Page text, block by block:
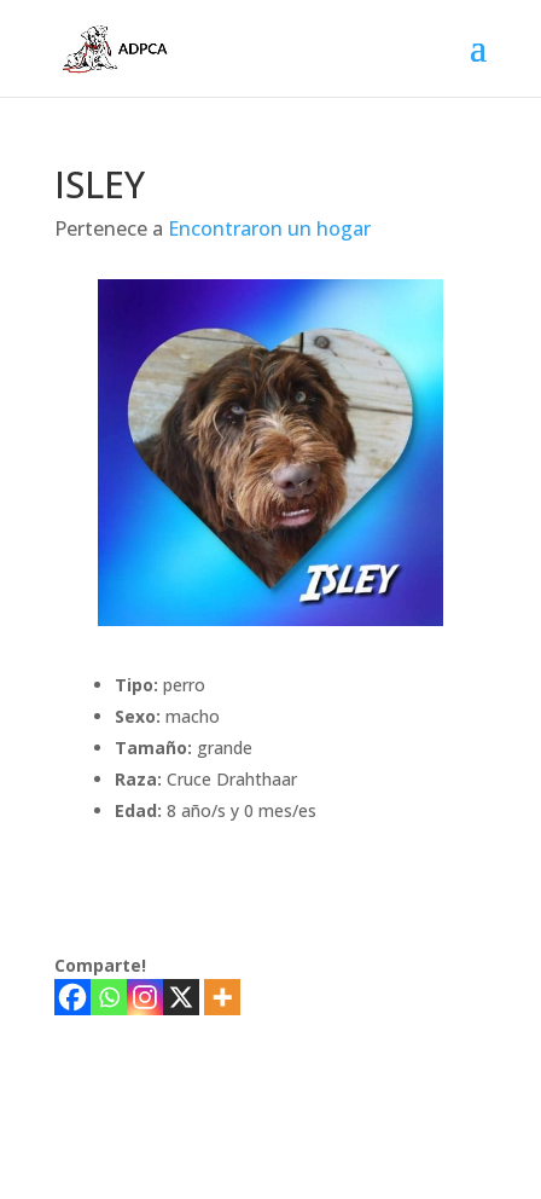
ISLEY
Pertenece a Encontraron un hogar
Tipo: perro
Sexo: macho
Tamaño: grande
Raza: Cruce Drahthaar
Edad: 8 año/s y 0 mes/es
Comparte!